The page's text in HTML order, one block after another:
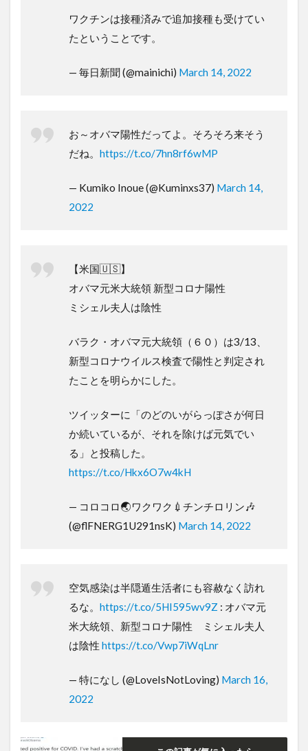
ワクチンは接種済みで追加接種も受けてい
たということです。
— 毎日新聞 (@mainichi) March 14, 2022
お～オバマ陽性だってよ。そろそろ来そう
だね。 https://t.co/7hn8rf6wMP
— Kumiko Inoue (@Kuminxs37) March 14,
2022
【米国🇺🇸】
オバマ元米大統領 新型コロナ陽性
ミシェル夫人は陰性
バラク・オバマ元大統領（６０）は3/13、
新型コロナウイルス検査で陽性と判定され
たことを明らかにした。
ツイッターに「のどのいがらっぽさが何日
か続いているが、それを除けば元気でい
る」と投稿した。
https://t.co/Hkx6O7w4kH
— コロコロ🌏ワクワク💉チンチロリン🎶
(@flFNERG1U291nsK) March 14, 2022
空気感染は半隠遁生活者にも容赦なく訪れ
るな。 https://t.co/5HI595wv9Z : オバマ元
米大統領、新型コロナ陽性 ミシェル夫人
は陰性 https://t.co/Vwp7iWqLnr
— 特になし (@LoveIsNotLoving) March 16,
2022